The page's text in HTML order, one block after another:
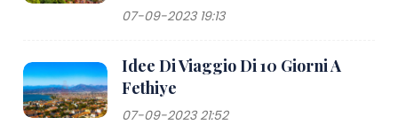
07-09-2023 19:13
Idee Di Viaggio Di 10 Giorni A
Fethiye
07-09-2023 21:52